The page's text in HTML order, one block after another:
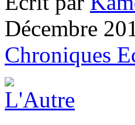
Décembre
Chroniques